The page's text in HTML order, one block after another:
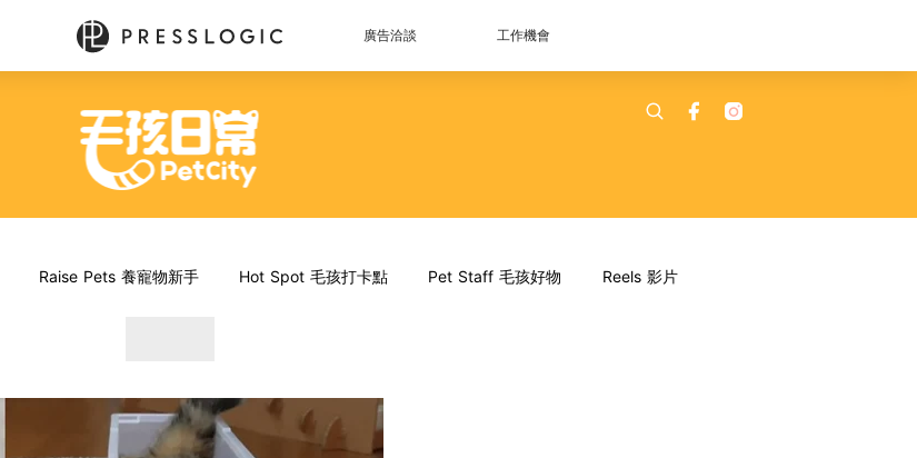
廣告洽談 工作機會
Raise Pets 養寵物新手 Hot Spot 毛孩打卡點 Pet Staff 毛孩好物 Reels 影片